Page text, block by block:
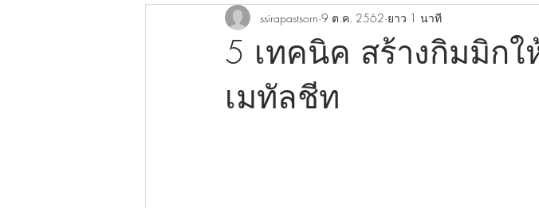
5 เทคนิค สร้างกิมมิก
เมทัลชีท
ssirapastsorn 9 ต.ค. 2562 ยาว 1 นาที